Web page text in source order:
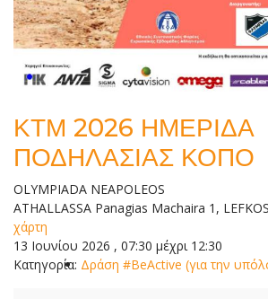
ΚΤΜ 2026 ΗΜΕΡΙΔΑ
ΠΟΔΗΛΑΣΙΑΣ ΚΟΠΟ
OLYMPIADA NEAPOLEOS
ATHALLASSA Panagias Machaira 1,
χάρτη
13 Ιουνίου 2026 , 07:30 μέχρι 12:30
Κατηγορία: Δράση #BeActive (για την